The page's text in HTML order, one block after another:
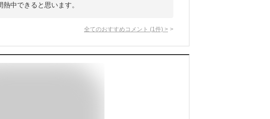
中できると思います。
全てのおすすめコメント (1 件) >